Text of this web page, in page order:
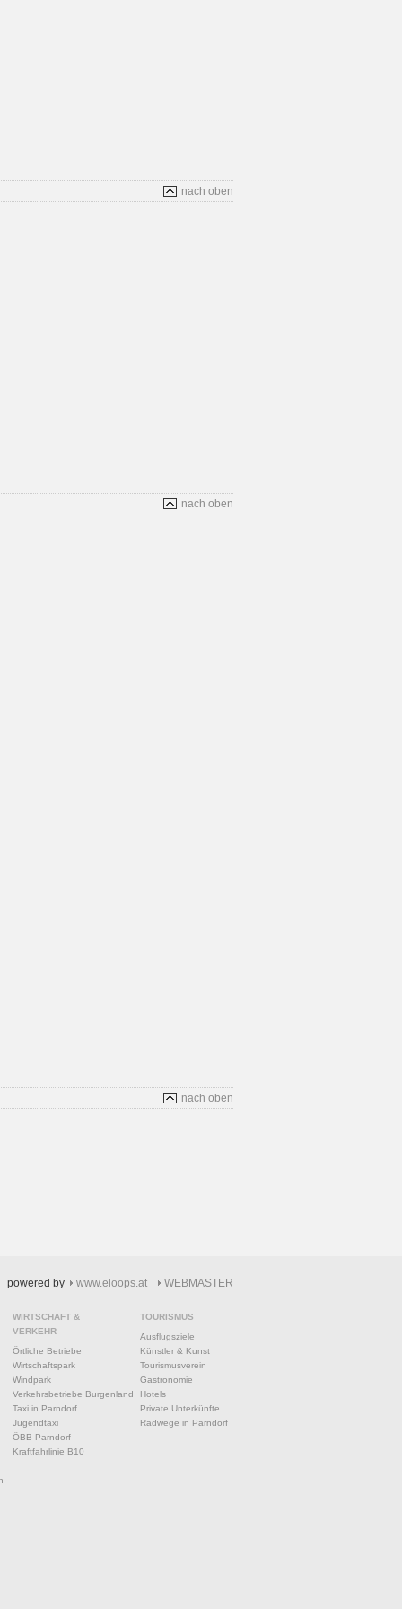
nach oben
nach oben
nach oben
powered by www.eloops.at WEBMASTER
WIRTSCHAFT &
VERKEHR
Örtliche Betriebe
Wirtschaftspark
Windpark
Verkehrsbetriebe Burgenland
Taxi in Parndorf
Jugendtaxi
ÖBB Parndorf
Kraftfahrlinie B10
TOURISMUS
Ausflugsziele
Künstler & Kunst
Tourismusverein
Gastronomie
Hotels
Private Unterkünfte
Radwege in Parndorf